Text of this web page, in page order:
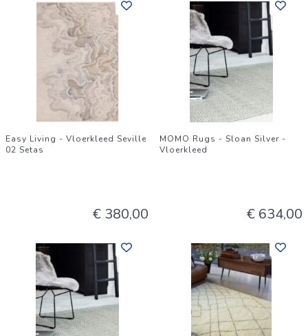
Easy Living - Vloerkleed Seville
02 Setas
€ 380,00
MOMO Rugs - Sloan Silver -
Vloerkleed
€ 634,00